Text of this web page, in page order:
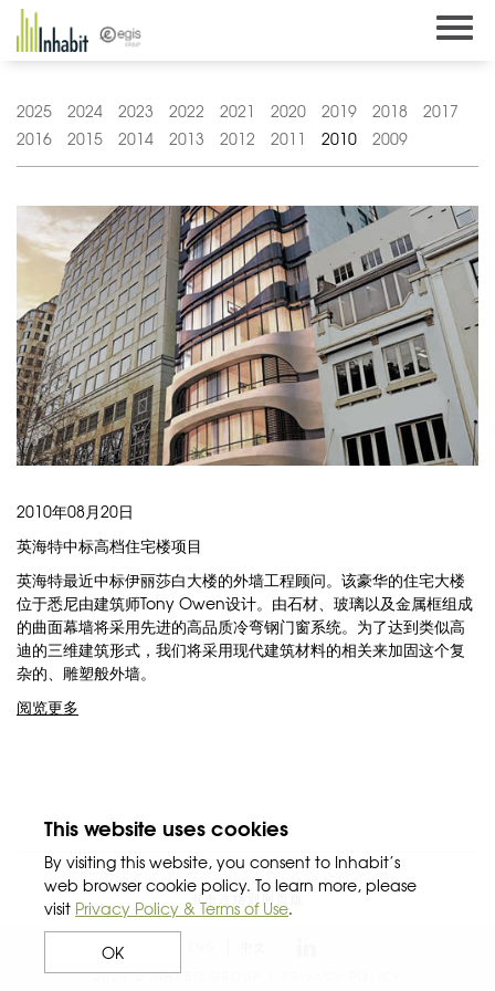
Skip
content
2025 2024 2023 2022 2021 2020 2019 2018
2017
2016
2015 2014 2013 2012 2011 2010 2009
2010年08月20日
英海特中标高档住宅楼项目
英海特最近中标伊丽莎白大楼的外墙工程顾问。该豪华的住宅大楼
位于悉尼由建筑师Tony Owen设计。由石材、玻璃以及金属框组成
的曲面幕墙将采用先进的高品质冷弯钢门窗系统。为了达到类似高
迪的三维建筑形式，我们将采用现代建筑材料的相关来加固这个复
杂的、雕塑般外墙。
阅览更多
点击连结到网页版
2026 © INHABIT GROUP |
This website uses cookies
By visiting this website, you consent to Inhabit’s
web browser cookie policy. To learn more, please
visit Privacy Policy & Terms of Use.
OK